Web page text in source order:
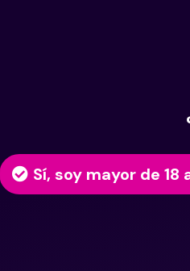
Sí, soy mayor de 18